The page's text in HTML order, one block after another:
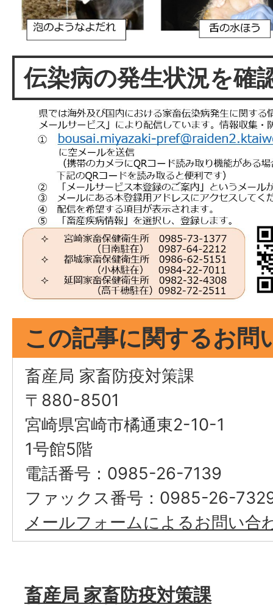
伝染病の発生状況を確
この記事に関するお問
畜産局 家畜防疫対策課
〒880-8501
宮崎県宮崎市橘通東2-10-1
1号館5階
電話番号：0985-26-7139
ファックス番号：0985-26-
メールフォームによるお問い合
畜産局 家畜防疫対策課